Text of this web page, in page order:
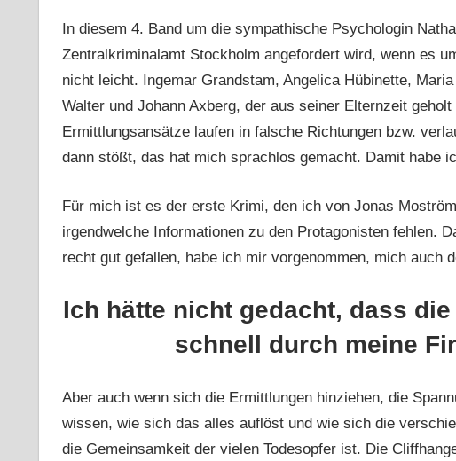
In diesem 4. Band um die sympathische Psychologin
Zentralkriminalamt Stockholm angefordert wird, wenn es
nicht leicht. Ingemar Grandstam, Angelica Hübinette,
Walter und Johann Axberg, der aus seiner Elternzeit
Ermittlungsansätze laufen in falsche Richtungen bzw.
dann stößt, das hat mich sprachlos gemacht. Damit habe
Für mich ist es der erste Krimi, den ich von Jonas
irgendwelche Informationen zu den Protagonisten fehlen.
recht gut gefallen, habe ich mir vorgenommen, mich auch
Ich hätte nicht gedacht, dass
schnell durch meine
Aber auch wenn sich die Ermittlungen hinziehen, die
wissen, wie sich das alles auflöst und wie sich die
die Gemeinsamkeit der vielen Todesopfer ist. Die